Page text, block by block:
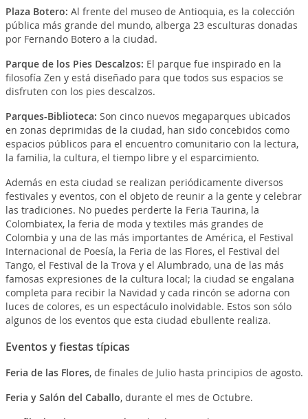
Plaza Botero: Al frente del museo de Antioquia, es la colección
pública más grande del mundo, alberga 23 esculturas donadas
por Fernando Botero a la ciudad.
Parque de los Pies Descalzos: El parque fue inspirado en la
filosofía Zen y está diseñado para que todos sus espacios se
disfruten con los pies descalzos.
Parques-Biblioteca: Son cinco nuevos megaparques ubicados
en zonas deprimidas de la ciudad, han sido concebidos como
espacios públicos para el encuentro comunitario con la lectura,
la familia, la cultura, el tiempo libre y el esparcimiento.
Además en esta ciudad se realizan periódicamente diversos
festivales y eventos, con el objeto de reunir a la gente y celebrar
las tradiciones. No puedes perderte la Feria Taurina, la
Colombiatex, la feria de moda y textiles más grandes de
Colombia y una de las más importantes de América, el Festival
Internacional de Poesía, la Feria de las Flores, el Festival del
Tango, el Festival de la Trova y el Alumbrado, una de las más
famosas expresiones de la cultura local; la ciudad se engalana
completa para recibir la Navidad y cada rincón se adorna con
luces de colores, es un espectáculo inolvidable. Estos son sólo
algunos de los eventos que esta ciudad ebullente realiza.
Eventos y fiestas típicas
Feria de las Flores, de finales de Julio hasta principios de agosto.
Feria y Salón del Caballo, durante el mes de Octubre.